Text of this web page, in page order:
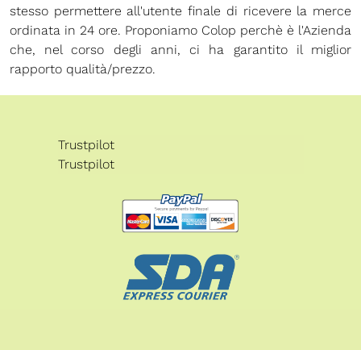
stesso permettere all'utente finale di ricevere la merce
ordinata in 24 ore. Proponiamo Colop perchè è l'Azienda
che, nel corso degli anni, ci ha garantito il miglior
rapporto qualità/prezzo.
Trustpilot
Trustpilot